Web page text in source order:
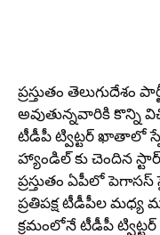
ప్రస్తుతం
అవుతున్నవారికి కొన్ని
టీడీపీ ట్విట్టర్ ఖాతాలో
హ్యాండిల్ కు చెందిన
ప్రస్తుతం ఏపీలో
ప్రతిపక్ష టీడీపీల మధ్య
క్రమంలోనే టీడీపీ